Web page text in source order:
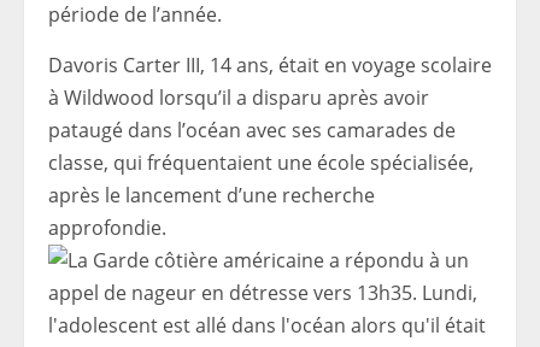
période de l’année.
Davoris Carter III, 14 ans, était en voyage scolaire
à Wildwood lorsqu’il a disparu après avoir
pataugé dans l’océan avec ses camarades de
classe, qui fréquentaient une école spécialisée,
après le lancement d’une recherche
approfondie.